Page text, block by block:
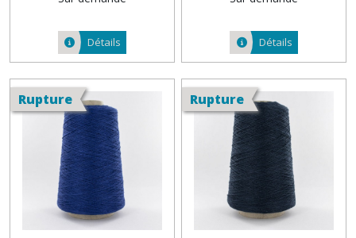
Détails Détails
Rupture Rupture